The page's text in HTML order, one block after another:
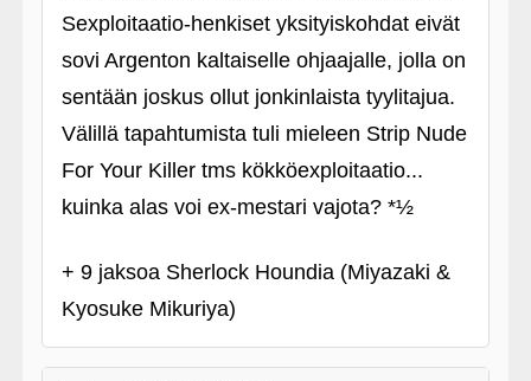
Sexploitaatio-henkiset yksityiskohdat eivät
sovi Argenton kaltaiselle ohjaajalle, jolla on
sentään joskus ollut jonkinlaista tyylitajua.
Välillä tapahtumista tuli mieleen Strip Nude
For Your Killer tms kökköexploitaatio...
kuinka alas voi ex-mestari vajota? *½
+ 9 jaksoa Sherlock Houndia (Miyazaki &
Kyosuke Mikuriya)